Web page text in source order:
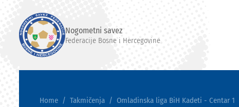
Nogometni savez
Federacije Bosne i Hercegovine
Home Takmičenja Omladinska liga BiH Kadeti - Centar 1